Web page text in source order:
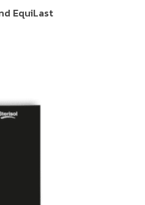
EquiLast